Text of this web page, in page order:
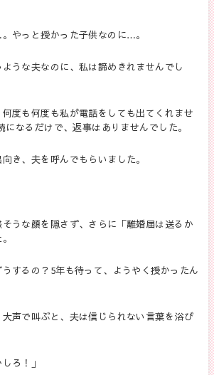
やっと授かった子供なのに…。
うな夫なのに、私は諦めきれませんでし
度も何度も私が電話をしても出てくれませ
になるだけで、返事はありませんでした。
き、夫を呼んでもらいました。
うな顔を隠さず、さらに「離婚届は送るか
するの？ 5年も待って、ようやく授かったん
声で叫ぶと、夫は信じられない言葉を浴び
ろ！」